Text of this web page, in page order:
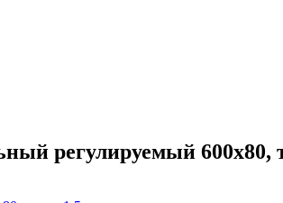
регулируемый 600х80,